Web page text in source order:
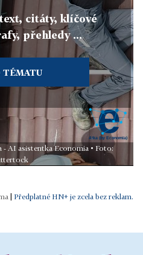
citáty, klíčové
přehledy ...
TÉMATU
AI asistentka Economia • Foto:
Předplatné HN+ je zcela bez reklam.